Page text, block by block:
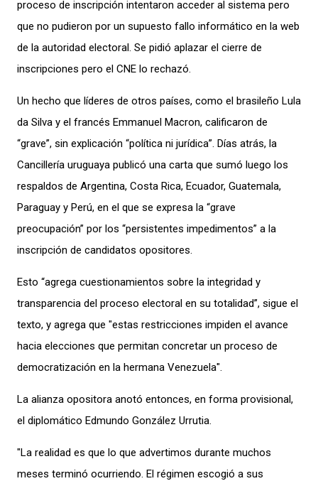
proceso de inscripción intentaron acceder al sistema pero
que no pudieron por un supuesto fallo informático en la web
de la autoridad electoral. Se pidió aplazar el cierre de
inscripciones pero el CNE lo rechazó.
Un hecho que líderes de otros países, como el brasileño Lula
da Silva y el francés Emmanuel Macron, calificaron de
“grave”, sin explicación “política ni jurídica”. Días atrás, la
Cancillería uruguaya publicó una carta que sumó luego los
respaldos de Argentina, Costa Rica, Ecuador, Guatemala,
Paraguay y Perú, en el que se expresa la “grave
preocupación” por los “persistentes impedimentos” a la
inscripción de candidatos opositores.
Esto “agrega cuestionamientos sobre la integridad y
transparencia del proceso electoral en su totalidad”, sigue el
texto, y agrega que "estas restricciones impiden el avance
hacia elecciones que permitan concretar un proceso de
democratización en la hermana Venezuela".
La alianza opositora anotó entonces, en forma provisional,
el diplomático Edmundo González Urrutia.
"La realidad es que lo que advertimos durante muchos
meses terminó ocurriendo. El régimen escogió a sus